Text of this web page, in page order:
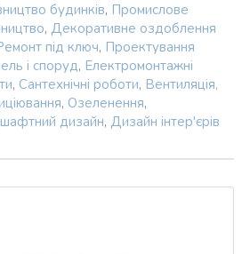
будинків, Промислове
, Декоративне оздоблення
під ключ, Проектування
і споруд, Електромонтажні
, Сантехнічні роботи, Вентиляція,
, Озеленення,
дизайн, Дизайн інтер'єрів